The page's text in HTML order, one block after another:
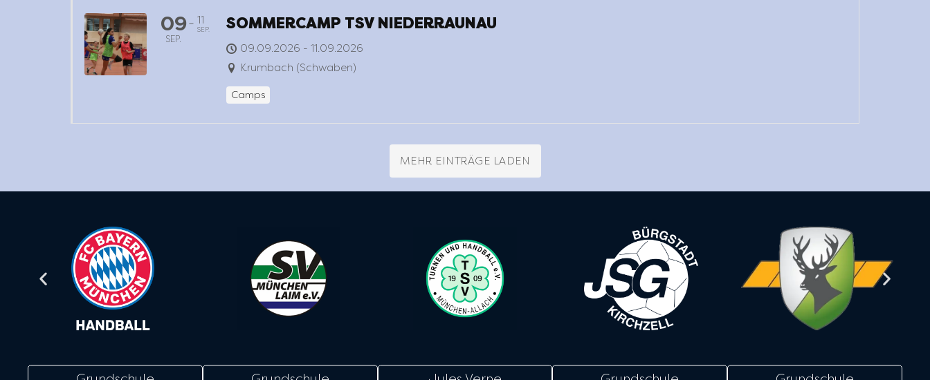
09
SEP.
- 11
SEP. SOMMERCAMP TSV NIEDERRAUNAU
09.09.2026 - 11.09.2026
Krumbach (Schwaben)
Camps
MEHR EINTRÄGE LADEN